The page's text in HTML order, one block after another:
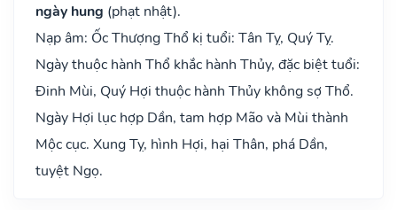
ngày hung (phạt nhật).
Nạp âm: Ốc Thượng Thổ kị tuổi: Tân Tỵ, Quý Tỵ.
Ngày thuộc hành Thổ khắc hành Thủy, đặc biệt tuổi:
Đinh Mùi, Quý Hợi thuộc hành Thủy không sợ Thổ.
Ngày Hợi lục hợp Dần, tam hợp Mão và Mùi thành
Mộc cục. Xung Tỵ, hình Hợi, hại Thân, phá Dần,
tuyệt Ngọ.